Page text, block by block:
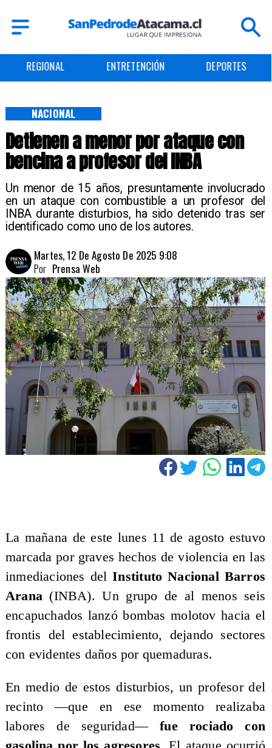
REGIONAL ENTRETENCIÓN DEPORTES
Detienen a menor por ataque con
bencina a profesor del INBA
Un menor de 15 años, presuntamente involucrado
en un ataque con combustible a un profesor del
INBA durante disturbios, ha sido detenido tras ser
identificado como uno de los autores.
NACIONAL
Martes, 12 De Agosto De 2025 9:08
Prensa Web
Por
La mañana de este lunes 11 de agosto estuvo
marcada por graves hechos de violencia en las
inmediaciones delInstituto Nacional Barros
Arana(INBA). Un grupo de al menos seis
encapuchados lanzó bombas molotov hacia el
frontis del establecimiento, dejando sectores
con evidentes daños por quemaduras.
En medio de estos disturbios, un profesor del
recinto —que en ese momento realizaba
labores de seguridad—fue rociado con